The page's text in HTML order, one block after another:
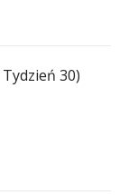
30)